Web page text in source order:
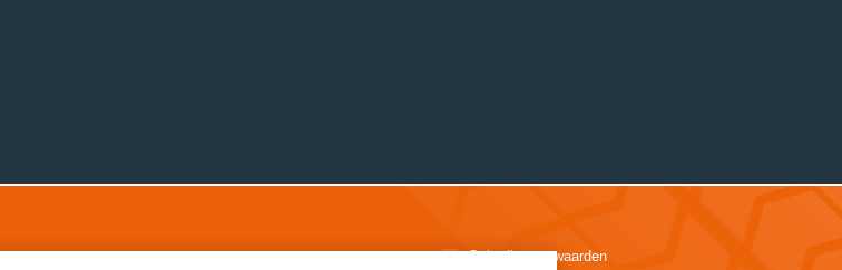
Gebruiksvoorwaarden